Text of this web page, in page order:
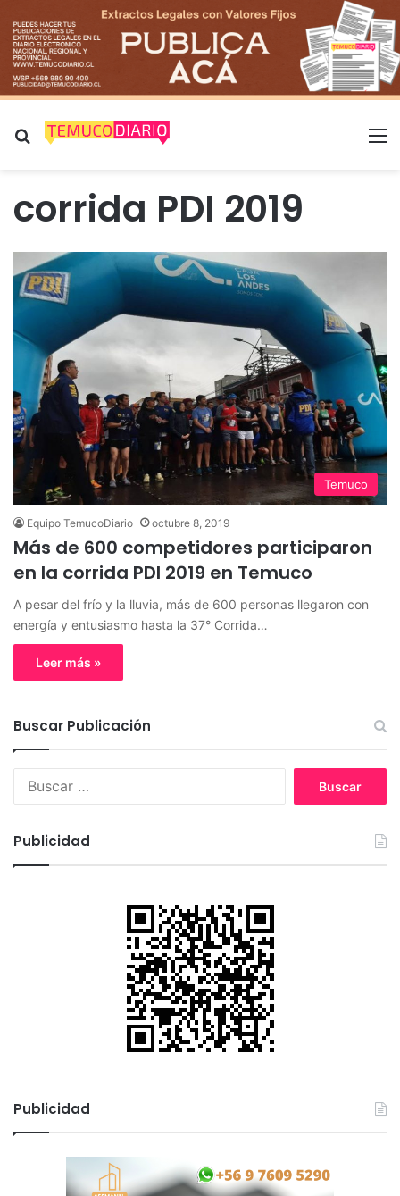
Buscar por
corrida PDI 2019
Temuco
Equipo TemucoDiario octubre 8, 2019
Más de 600 competidores participaron
en la corrida PDI 2019 en Temuco
A pesar del frío y la lluvia, más de 600 personas llegaron con
energía y entusiasmo hasta la 37° Corrida…
Leer más »
Buscar Publicación
Publicidad
Publicidad